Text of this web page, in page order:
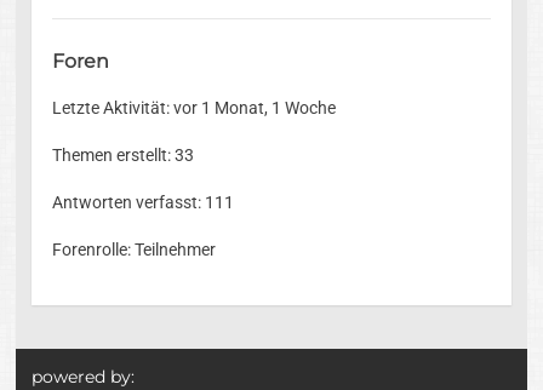
Foren
Letzte Aktivität: vor 1 Monat, 1 Woche
Themen erstellt: 33
Antworten verfasst: 111
Forenrolle: Teilnehmer
powered by: